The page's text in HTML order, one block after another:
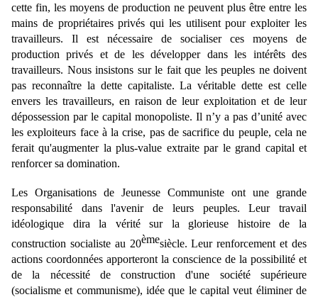
cette fin, les moyens de production ne peuvent plus être entre les
mains de propriétaires privés qui les utilisent pour exploiter les
travailleurs. Il est nécessaire de socialiser ces moyens de
production privés et de les développer dans les intérêts des
travailleurs. Nous insistons sur le fait que les peuples ne doivent
pas reconnaître la dette capitaliste. La véritable dette est celle
envers les travailleurs, en raison de leur exploitation et de leur
dépossession par le capital monopoliste. Il n’y a pas d’unité avec
les exploiteurs face à la crise, pas de sacrifice du peuple, cela ne
ferait qu'augmenter la plus-value extraite par le grand capital et
renforcer sa domination.
Les Organisations de Jeunesse Communiste ont une grande
responsabilité dans l'avenir de leurs peuples. Leur travail
idéologique dira la vérité sur la glorieuse histoire de la
construction socialiste au 20èmesiècle. Leur renforcement et des
actions coordonnées apporteront la conscience de la possibilité et
de la nécessité de construction d'une société supérieure
(socialisme et communisme), idée que le capital veut éliminer de